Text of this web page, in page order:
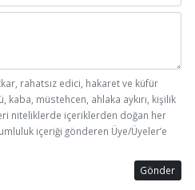
rahatsız edici, hakaret ve küfür
kaba, müstehcen, ahlaka aykırı, kişilik
niteliklerde içeriklerden doğan her
içeriği gönderen Üye/Üyeler’e
Gönder